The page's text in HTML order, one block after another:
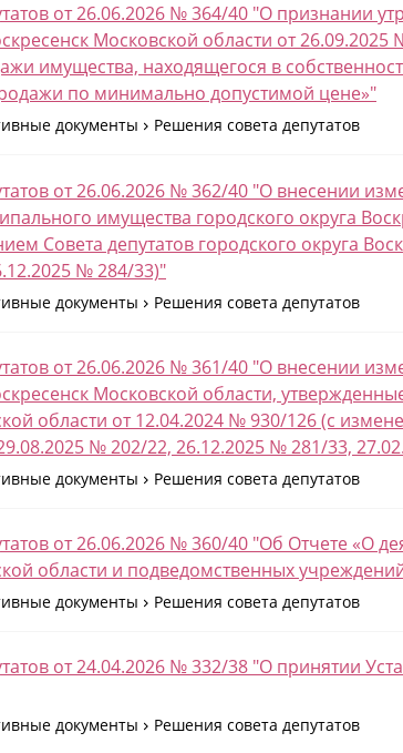
от 26.06.2026 № 364/40 "О признании
Московской области от
имущества, находящегося в
по минимально допустимой цене»"
документы Решения совета депутатов
от 26.06.2026 № 362/40 "О внесении
имущества городского округа
Совета депутатов городского округа
№ 284/33)"
документы Решения совета депутатов
от 26.06.2026 № 361/40 "О внесении
Московской области,
области от 12.04.2024 № 930/126 (с
№ 202/22, 26.12.2025 № 281/33,
документы Решения совета депутатов
от 26.06.2026 № 360/40 "Об Отчете «О
области и подведомственных
документы Решения совета депутатов
от 24.04.2026 № 332/38 "О принятии
документы Решения совета депутатов